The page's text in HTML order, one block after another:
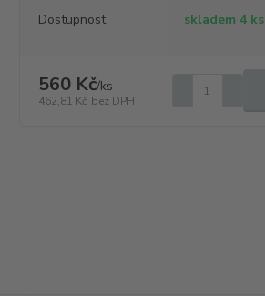
Dostupnost skladem 4 ks
560 Kč/ks
462,81 Kč bez DPH